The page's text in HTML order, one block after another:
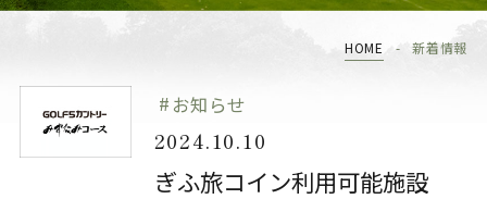
HOME 新着情報
2024.10.10
お知らせ
ぎふ旅コイン利用可能施設